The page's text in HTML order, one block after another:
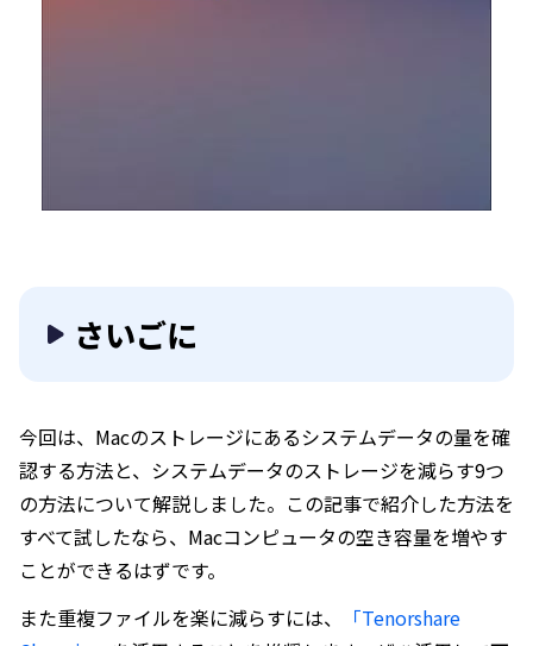
さいごに
今回は、Macのストレージにあるシステムデータの量を確
認する方法と、システムデータのストレージを減らす9つ
の方法について解説しました。この記事で紹介した方法を
すべて試したなら、Macコンピュータの空き容量を増やす
ことができるはずです。
また重複ファイルを楽に減らすには、
「Tenorshare